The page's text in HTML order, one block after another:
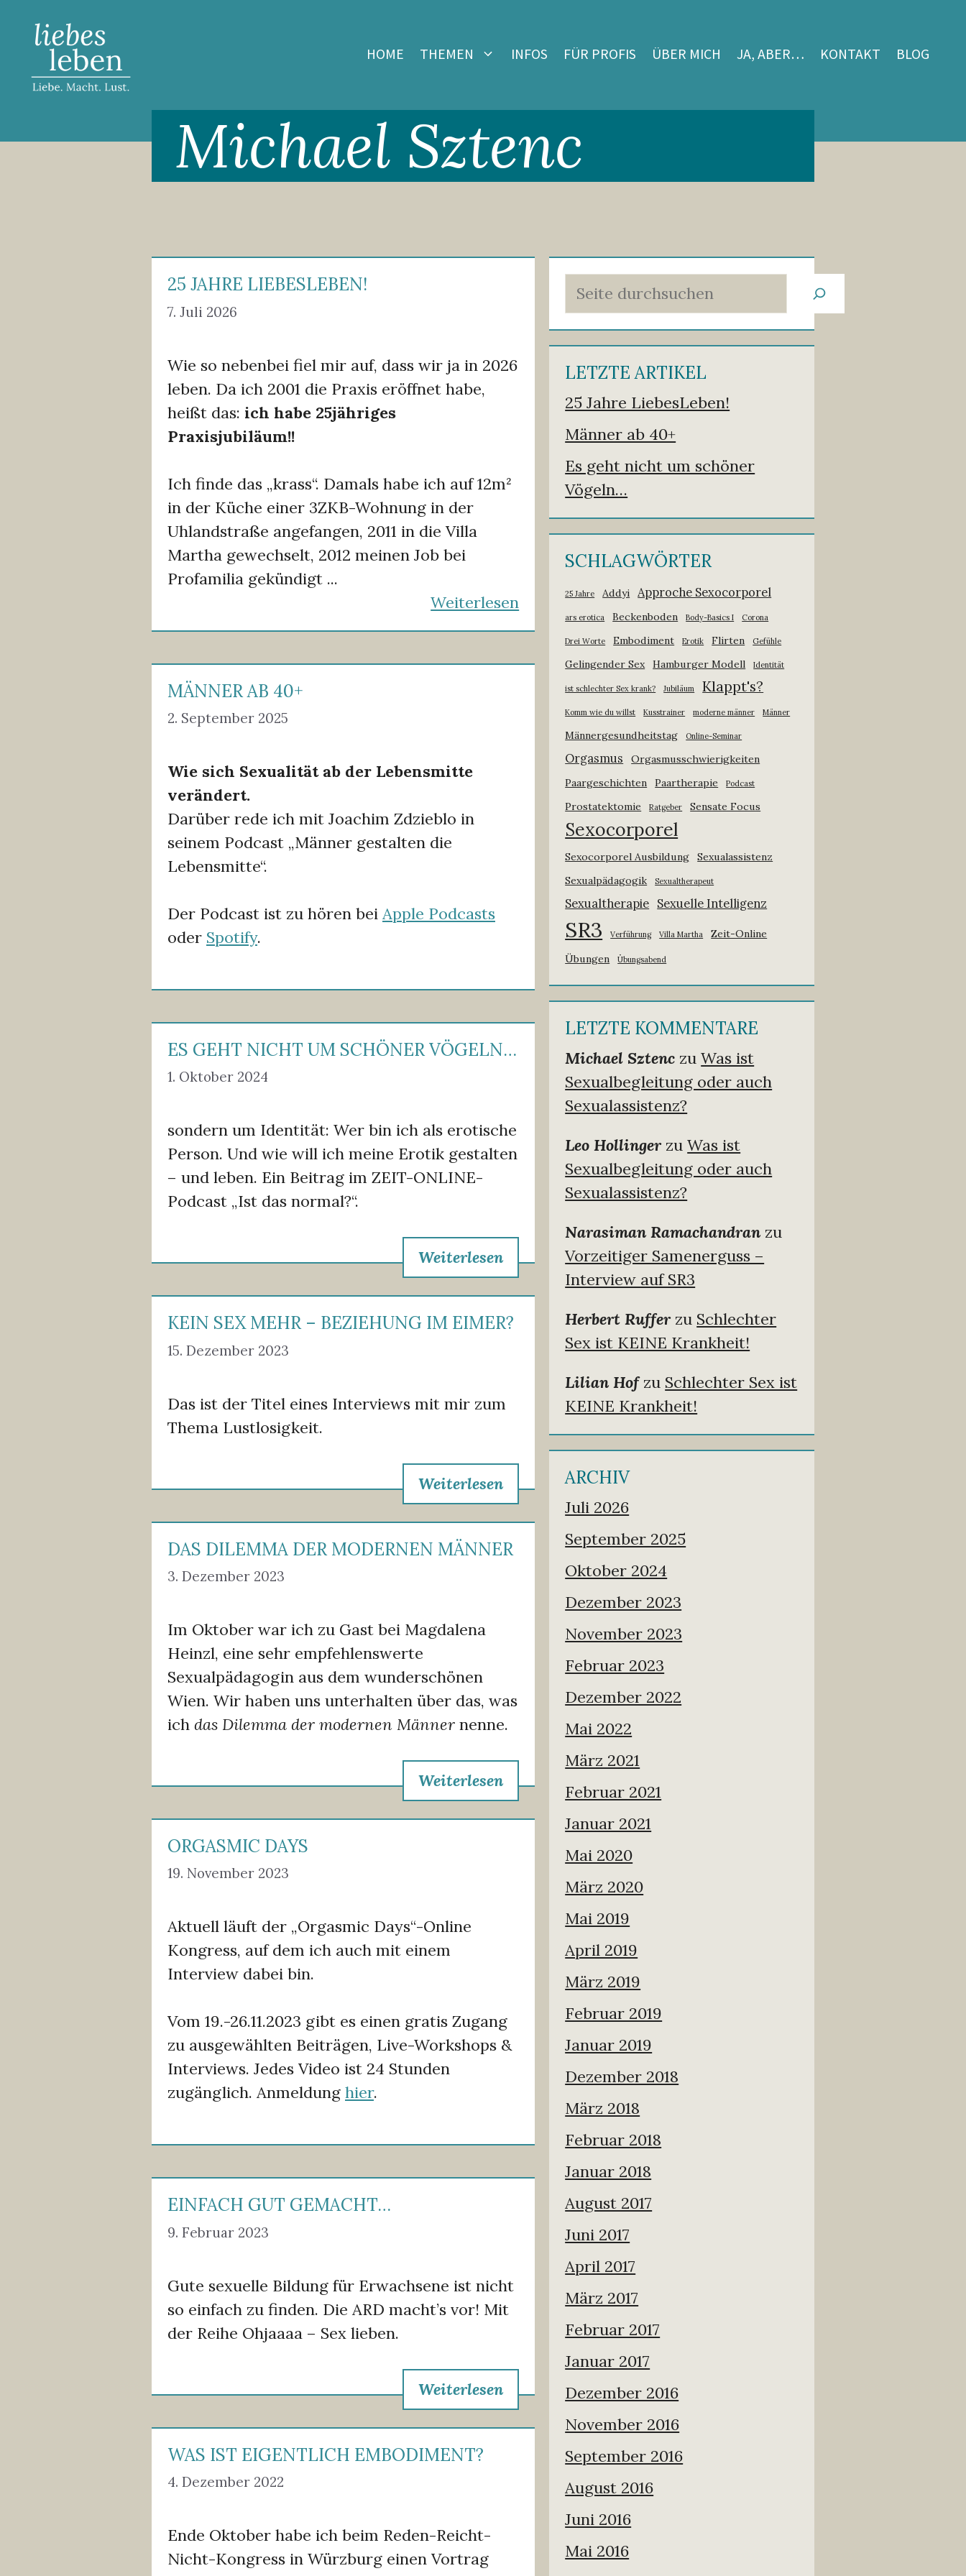
Inhalt
springen
HOME THEMEN INFOS FÜR PROFIS ÜBER MICH JA, ABER… KONTAKT BLOG
Michael Sztenc
25 JAHRE LIEBESLEBEN!
7. Juli 2026
Wie so nebenbei fiel mir auf, dass wir ja in 2026
leben. Da ich 2001 die Praxis eröffnet habe,
heißt das: ich habe 25jähriges
Praxisjubiläum!!
Ich finde das „krass“. Damals habe ich auf 12m²
in der Küche einer 3ZKB-Wohnung in der
Uhlandstraße angefangen, 2011 in die Villa
Martha gewechselt, 2012 meinen Job bei
Profamilia gekündigt ...
Weiterlesen
MÄNNER AB 40+
2. September 2025
Wie sich Sexualität ab der Lebensmitte
verändert.
Darüber rede ich mit Joachim Zdzieblo in
seinem Podcast „Männer gestalten die
Lebensmitte“.
Der Podcast ist zu hören bei Apple Podcasts
oder Spotify.
ES GEHT NICHT UM SCHÖNER VÖGELN…
1. Oktober 2024
sondern um Identität: Wer bin ich als erotische
Person. Und wie will ich meine Erotik gestalten
– und leben. Ein Beitrag im ZEIT-ONLINE-
Podcast „Ist das normal?“.
Weiterlesen
KEIN SEX MEHR – BEZIEHUNG IM EIMER?
15. Dezember 2023
Das ist der Titel eines Interviews mit mir zum
Thema Lustlosigkeit.
Weiterlesen
DAS DILEMMA DER MODERNEN MÄNNER
3. Dezember 2023
Im Oktober war ich zu Gast bei Magdalena
Heinzl, eine sehr empfehlenswerte
Sexualpädagogin aus dem wunderschönen
Wien. Wir haben uns unterhalten über das, was
ich das Dilemma der modernen Männer nenne.
Weiterlesen
ORGASMIC DAYS
19. November 2023
Aktuell läuft der „Orgasmic Days“-Online
Kongress, auf dem ich auch mit einem
Interview dabei bin.
Vom 19.-26.11.2023 gibt es einen gratis Zugang
zu ausgewählten Beiträgen, Live-Workshops &
Interviews. Jedes Video ist 24 Stunden
zugänglich. Anmeldung hier.
EINFACH GUT GEMACHT…
9. Februar 2023
Gute sexuelle Bildung für Erwachsene ist nicht
so einfach zu finden. Die ARD macht’s vor! Mit
der Reihe Ohjaaaa – Sex lieben.
Weiterlesen
WAS IST EIGENTLICH EMBODIMENT?
4. Dezember 2022
Ende Oktober habe ich beim Reden-Reicht-
Nicht-Kongress in Würzburg einen Vortrag
Suchen
LETZTE ARTIKEL
25 Jahre LiebesLeben!
Männer ab 40+
Es geht nicht um schöner
Vögeln…
SCHLAGWÖRTER
25 Jahre Addyi Approche Sexocorporel
ars erotica Beckenboden Body-Basics I Corona
Drei Worte Embodiment Erotik Flirten Gefühle
Gelingender Sex Hamburger Modell Identität
ist schlechter Sex krank? Jubiläum Klappt's?
Komm wie du willst Kusstrainer moderne männer Männer
Männergesundheitstag Online-Seminar
Orgasmus
Orgasmusschwierigkeiten
Paargeschichten
Paartherapie Podcast
Prostatektomie Ratgeber Sensate Focus
Sexocorporel
Sexocorporel Ausbildung
Sexualassistenz
Sexualpädagogik
Sexualtherapeut
Sexualtherapie Sexuelle Intelligenz
SR3 Verführung Villa Martha
Zeit-Online
Übungen
Übungsabend
LETZTE KOMMENTARE
Michael Sztenc zuWas ist
Sexualbegleitung oder auch
Sexualassistenz?
Leo HollingerzuWas ist
Sexualbegleitung oder auch
Sexualassistenz?
Narasiman Ramachandran zu
Vorzeitiger Samenerguss –
Interview auf SR3
Herbert Rufferzu Schlechter
Sex ist KEINE Krankheit!
Lilian Hofzu Schlechter Sex ist
KEINE Krankheit!
ARCHIV
Juli 2026
September 2025
Oktober 2024
Dezember 2023
November 2023
Februar 2023
Dezember 2022
Mai 2022
März 2021
Februar 2021
Januar 2021
Mai 2020
März 2020
Mai 2019
April 2019
März 2019
Februar 2019
Januar 2019
Dezember 2018
März 2018
Februar 2018
Januar 2018
August 2017
Juni 2017
April 2017
März 2017
Februar 2017
Januar 2017
Dezember 2016
November 2016
September 2016
August 2016
Juni 2016
Mai 2016